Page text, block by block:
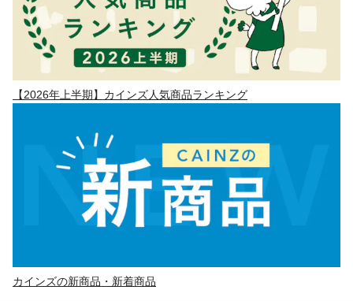
【2026年上半期】カインズ人気商品ランキング
カインズの新商品・新着商品